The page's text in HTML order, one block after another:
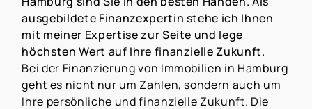
ausgebildete Finanzexpertin stehe ich Ihnen
mit meiner Expertise zur Seite und lege
höchsten Wert auf Ihre finanzielle Zukunft.
Bei der Finanzierung von Immobilien in Hamburg
geht es nicht nur um Zahlen, sondern auch um
Ihre persönliche und finanzielle Zukunft. Die